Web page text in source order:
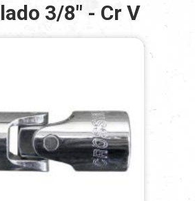
3/8" - Cr V